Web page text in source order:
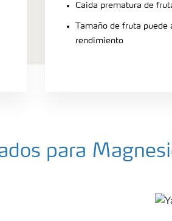
Caida prematura de
Tamaño de fruta puede
rendimiento
para